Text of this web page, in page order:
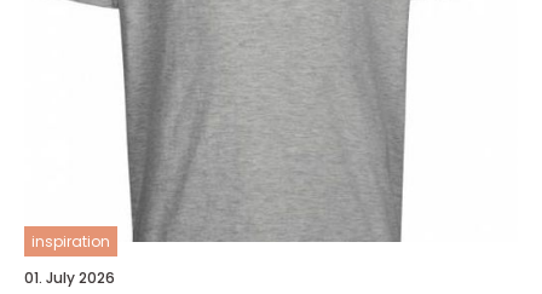
inspiration
01. July 2026